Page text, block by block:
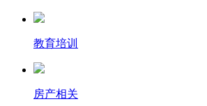
教育培训
房产相关